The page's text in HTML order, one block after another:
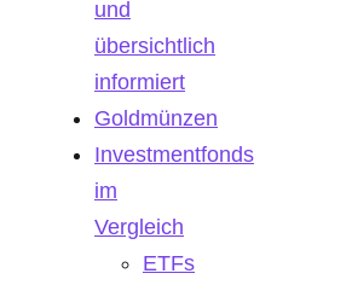
und
übersichtlich
informiert
Goldmünzen
Investmentfonds
im
Vergleich
ETFs